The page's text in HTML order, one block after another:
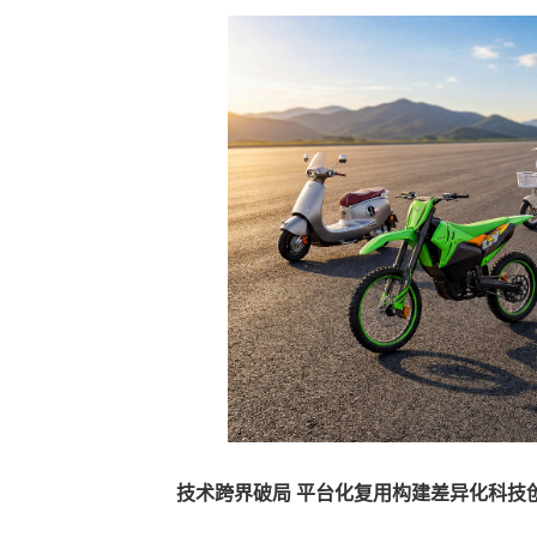
技术跨界破局 平台化复用构建差异化科技